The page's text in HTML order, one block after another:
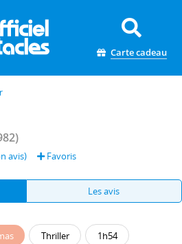
Carte cadeau
avis) Favoris
Les avis
Thriller 1h54